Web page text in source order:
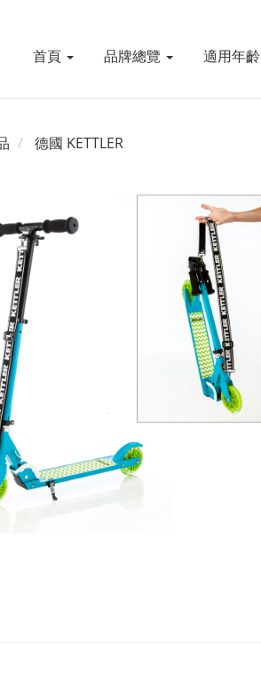
首頁 品牌總覽 適用年齡
德國 KETTLER